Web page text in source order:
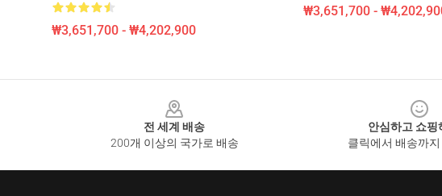
₩3,651,700 - ₩4,202,900
₩3,651,700 -
전 세계 배송
200개 이상의 국가로 배송
안심하고 쇼핑
클릭에서 배송까